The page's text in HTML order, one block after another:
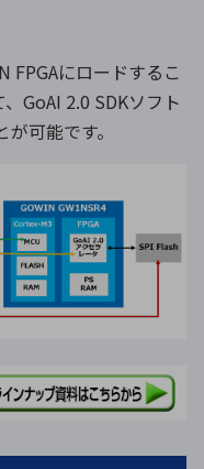
FPGAにロードするこ
GoAI 2.0 SDKソフト
可能です。